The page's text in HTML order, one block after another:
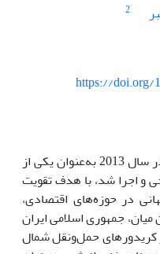
2
https://doi.org/
ابتکار «یک کمربند، یک جاده»، که در سال 2013 به‌عنوان یکی از
و اجرا شد، با هدف تقویت
در حوزه‌های اقتصادی،
جمهوری اسلامی ایران
کریدورهای حمل‌ونقل شمال